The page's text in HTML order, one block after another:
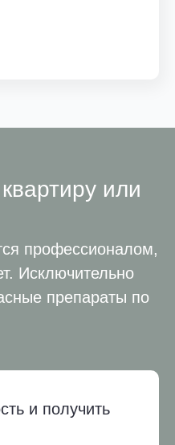
или
профессионалом,
Исключительно
препараты по
и получить